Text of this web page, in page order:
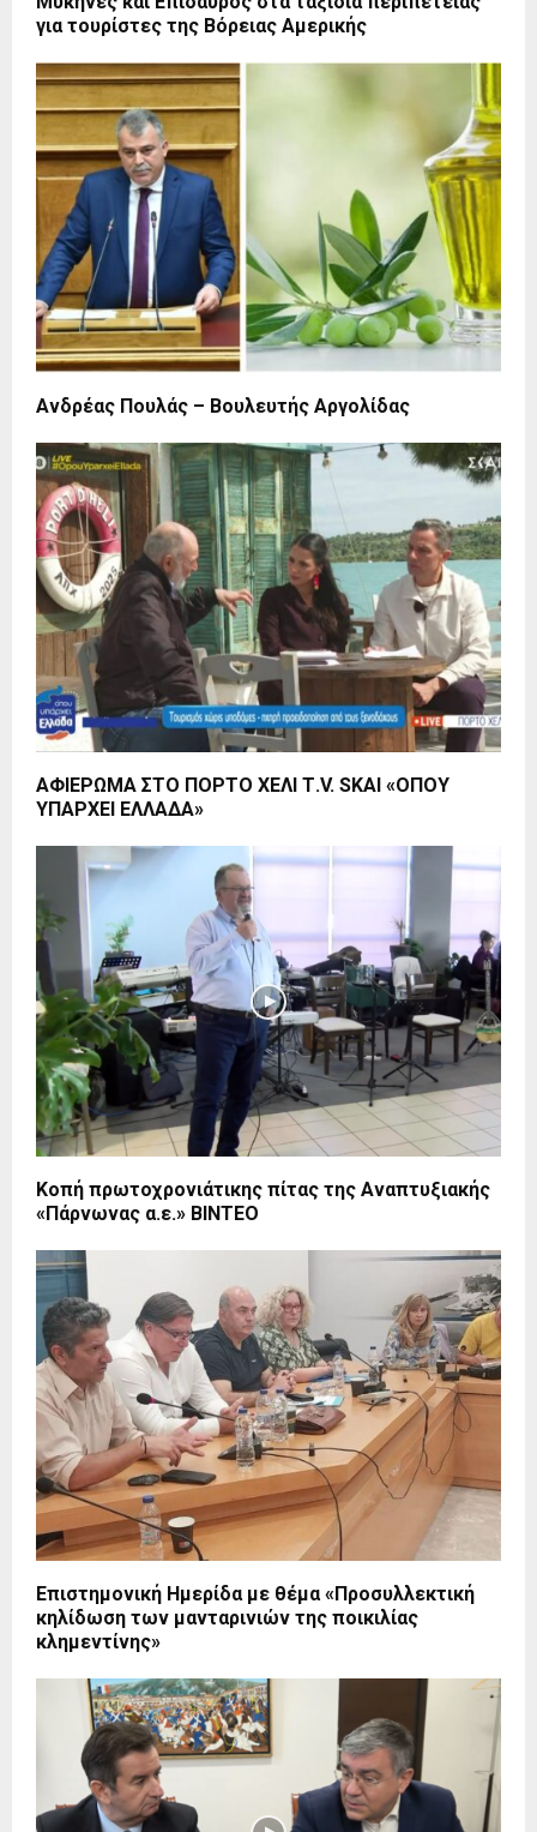
για τουρίστες της Βόρειας Αμερικής
Ανδρέας Πουλάς – Βουλευτής Αργολίδας
ΑΦΙΕΡΩΜΑ ΣΤΟ ΠΟΡΤΟ ΧΕΛΙ Τ.V. SKAI «ΟΠΟΥ
ΥΠΑΡΧΕΙ ΕΛΛΑΔΑ»
Κοπή πρωτοχρονιάτικης πίτας της Αναπτυξιακής
«Πάρνωνας α.ε.» ΒΙΝΤΕΟ
Επιστημονική Ημερίδα με θέμα «Προσυλλεκτική
κηλίδωση των μανταρινιών της ποικιλίας
κλημεντίνης»